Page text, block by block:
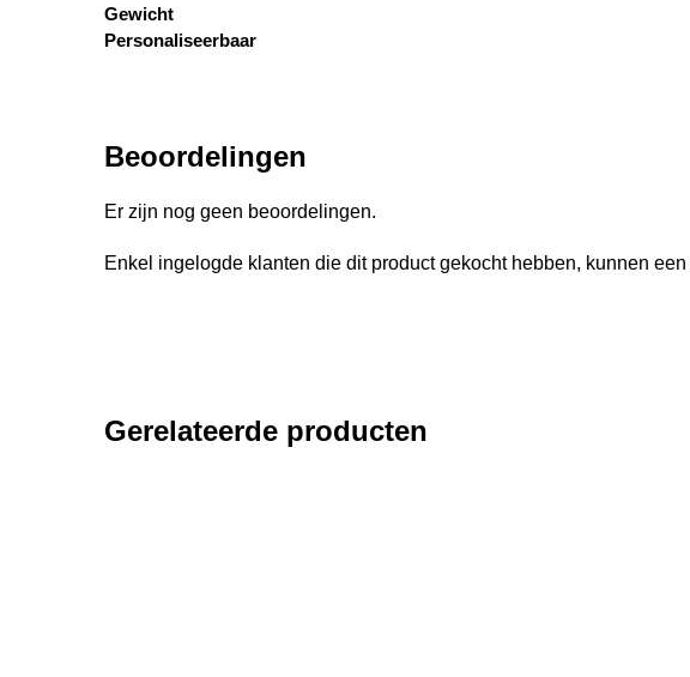
Gewicht
Personaliseerbaar
Beoordelingen
Er zijn nog geen beoordelingen.
Enkel ingelogde klanten die dit product gekocht hebben, kunnen
Gerelateerde producten